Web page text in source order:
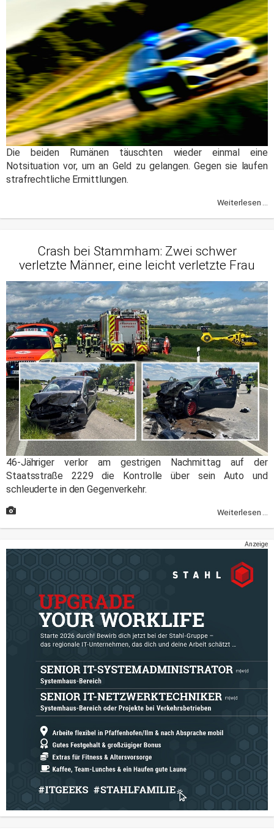
Die beiden Rumänen täuschten wieder einmal eine
Notsituation vor, um an Geld zu gelangen. Gegen sie laufen
strafrechtliche Ermittlungen.
Weiterlesen ...
Crash bei Stammham: Zwei schwer
verletzte Männer, eine leicht verletzte Frau
46-Jähriger verlor am gestrigen Nachmittag auf der
Staatsstraße 2229 die Kontrolle über sein Auto und
schleuderte in den Gegenverkehr.
Weiterlesen ...
Anzeige